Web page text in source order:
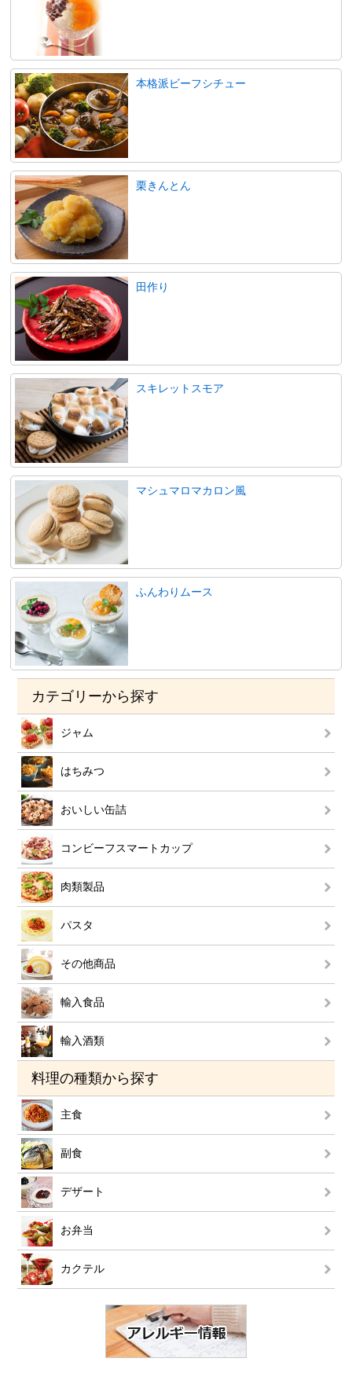
本格派ビーフシチュー
栗きんとん
田作り
スキレットスモア
マシュマロマカロン風
ふんわりムース
カテゴリーから探す
ジャム
はちみつ
おいしい缶詰
コンビーフスマートカップ
肉類製品
パスタ
その他商品
輸入食品
輸入酒類
料理の種類から探す
主食
副食
デザート
お弁当
カクテル